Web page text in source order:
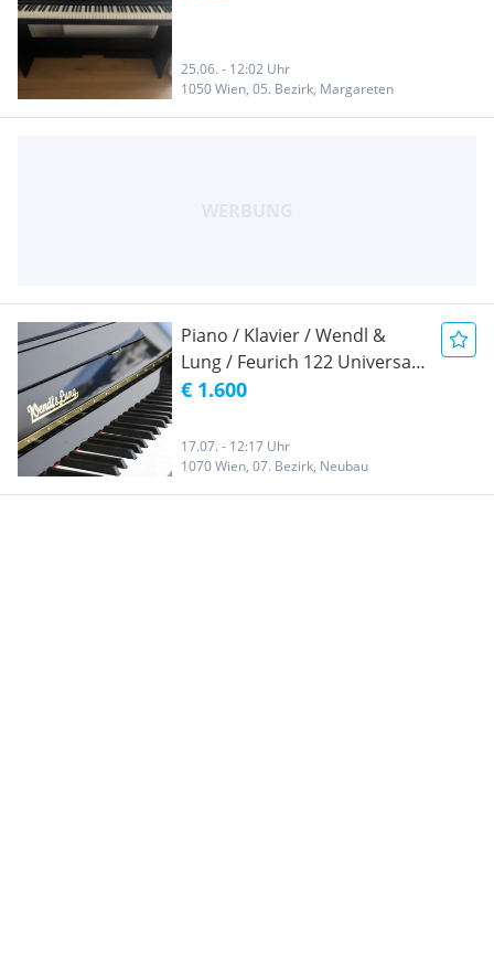
25.06. - 12:02 Uhr
1050 Wien, 05. Bezirk, Margareten
Piano / Klavier / Wendl &
Lung / Feurich 122 Universal
Piano / Pianino / - Schwarz
€ 1.600
17.07. - 12:17 Uhr
1070 Wien, 07. Bezirk, Neubau